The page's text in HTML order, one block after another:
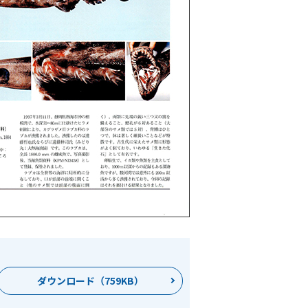
ダウンロード（759KB）